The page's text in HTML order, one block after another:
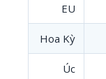
EU
Hoa Kỳ
Úc